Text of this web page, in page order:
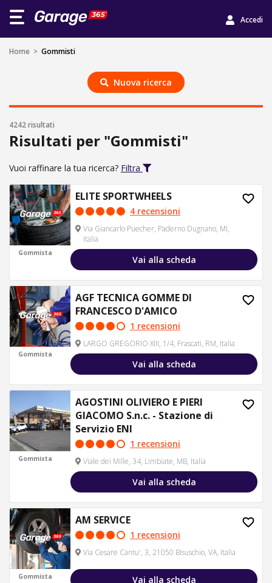
Accedi
Home > Gommisti
Nuova ricerca
4242 risultati
Risultati per "Gommisti"
Vuoi raffinare la tua ricerca? Filtra
Gommista
ELITE SPORTWHEELS
4 recensioni
Via Giancarlo Puecher, Paderno Dugnano, MI,
Italia
Vai alla scheda
Gommista
AGF TECNICA GOMME DI
FRANCESCO D'AMICO
1 recensioni
LARGO GREGORIO XIII, 1/4, Frascati, RM, Italia
Vai alla scheda
Gommista
AGOSTINI OLIVIERO E PIERI
GIACOMO S.n.c. - Stazione di
Servizio ENI
1 recensioni
Viale dei Mille, 34, Limbiate, MB, Italia
Vai alla scheda
Gommista
AM SERVICE
1 recensioni
Via Cesare Cantu', 3, 21050 Bisuschio, VA, Italia
Vai alla scheda